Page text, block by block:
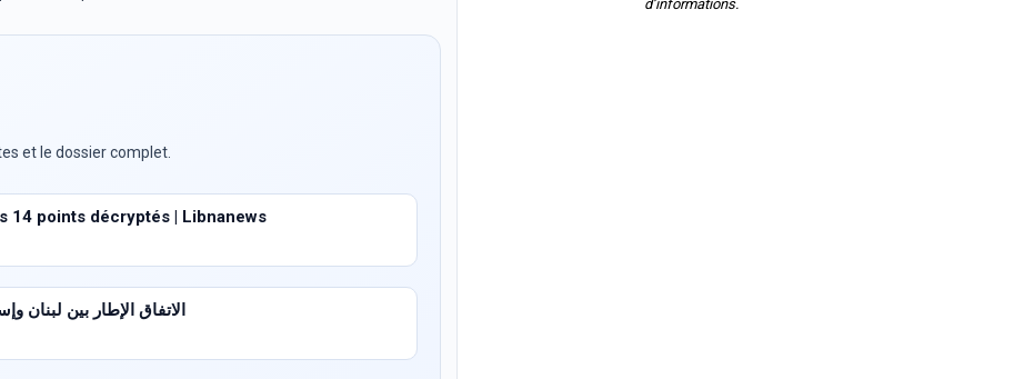
et le dossier complet.
14 points décryptés | Libnanews
الاتفاق الإطار بين لبنان
d’informations.